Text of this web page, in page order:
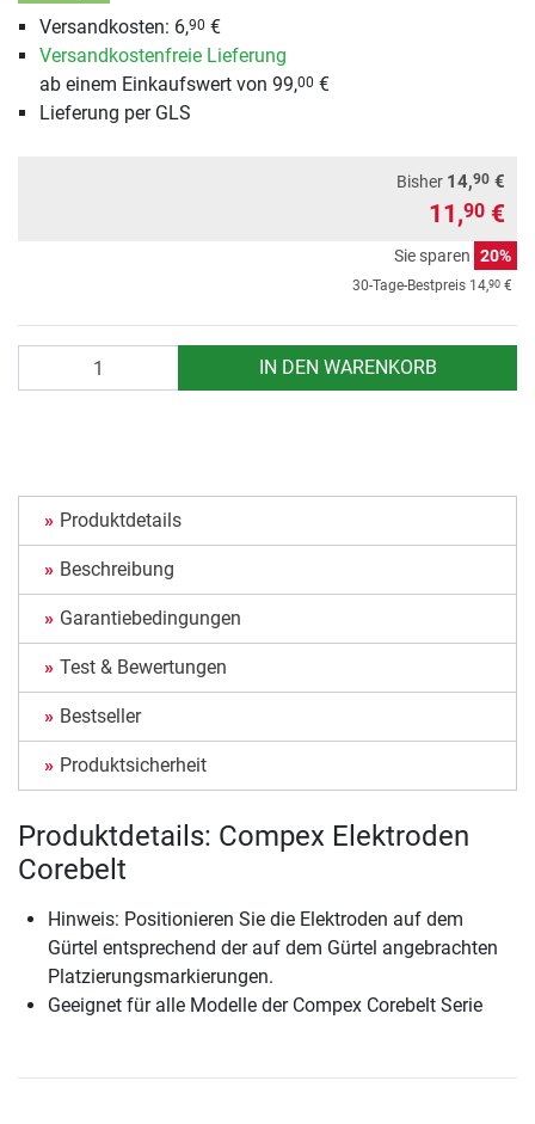
Versandkosten: 6,90 €
Versandkostenfreie Lieferung
ab einem Einkaufswert von 99,00 €
Lieferung per GLS
Bisher 14,90 €
11,90 €
Sie sparen 20%
30-Tage-Bestpreis 14,90 €
IN DEN WARENKORB
Produktdetails
Beschreibung
Garantiebedingungen
Test & Bewertungen
Bestseller
Produktsicherheit
Produktdetails: Compex Elektroden
Corebelt
Hinweis: Positionieren Sie die Elektroden auf dem
Gürtel entsprechend der auf dem Gürtel angebrachten
Platzierungsmarkierungen.
Geeignet für alle Modelle der Compex Corebelt Serie